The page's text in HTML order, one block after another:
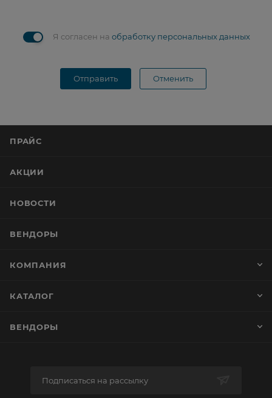
Я согласен на обработку персональных данных
Отправить Отменить
ПРАЙС
АКЦИИ
НОВОСТИ
ВЕНДОРЫ
КОМПАНИЯ
КАТАЛОГ
ВЕНДОРЫ
Подписаться на рассылку